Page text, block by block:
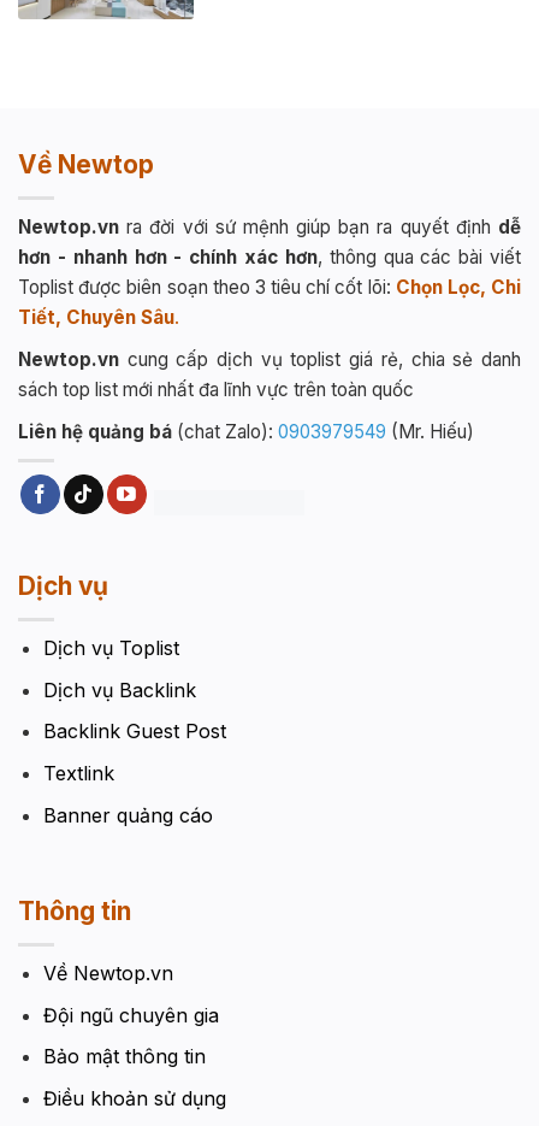
Về Newtop
Newtop.vn ra đời với sứ mệnh giúp bạn ra quyết định dễ
hơn - nhanh hơn - chính xác hơn, thông qua các bài viết
Toplist được biên soạn theo 3 tiêu chí cốt lõi: Chọn Lọc, Chi
Tiết, Chuyên Sâu.
Newtop.vn cung cấp dịch vụ toplist giá rẻ, chia sẻ danh
sách top list mới nhất đa lĩnh vực trên toàn quốc
Liên hệ quảng bá (chat Zalo): 0903979549 (Mr. Hiếu)
Dịch vụ
Dịch vụ Toplist
Dịch vụ Backlink
Backlink Guest Post
Textlink
Banner quảng cáo
Thông tin
Về Newtop.vn
Đội ngũ chuyên gia
Bảo mật thông tin
Điều khoản sử dụng